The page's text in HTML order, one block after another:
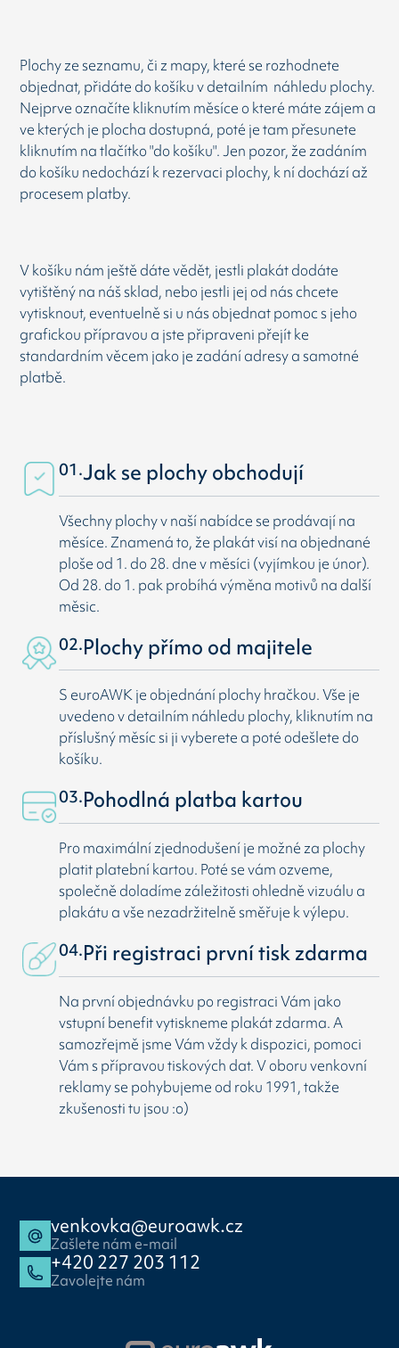
Plochy ze seznamu, či z mapy, které se rozhodnete
objednat, přidáte do košíku v detailním náhledu plochy.
Nejprve označíte kliknutím měsíce o které máte zájem a
ve kterých je plocha dostupná, poté je tam přesunete
kliknutím na tlačítko "do košíku". Jen pozor, že zadáním
do košíku nedochází k rezervaci plochy, k ní dochází až
procesem platby.
V košíku nám ještě dáte vědět, jestli plakát dodáte
vytištěný na náš sklad, nebo jestli jej od nás chcete
vytisknout, eventuelně si u nás objednat pomoc s jeho
grafickou přípravou a jste připraveni přejít ke
standardním věcem jako je zadání adresy a samotné
platbě.
01.Jak se plochy obchodují
Všechny plochy v naší nabídce se prodávají na
měsíce. Znamená to, že plakát visí na objednané
ploše od 1. do 28. dne v měsíci (vyjímkou je únor).
Od 28. do 1. pak probíhá výměna motivů na další
měsic.
02.Plochy přímo od majitele
S euroAWK je objednání plochy hračkou. Vše je
uvedeno v detailním náhledu plochy, kliknutím na
příslušný měsíc si ji vyberete a poté odešlete do
košíku.
03.Pohodlná platba kartou
Pro maximální zjednodušení je možné za plochy
platit platební kartou. Poté se vám ozveme,
společně doladíme záležitosti ohledně vizuálu a
plakátu a vše nezadržitelně směřuje k výlepu.
04.Při registraci první tisk zdarma
Na první objednávku po registraci Vám jako
vstupní benefit vytiskneme plakát zdarma. A
samozřejmě jsme Vám vždy k dispozici, pomoci
Vám s přípravou tiskových dat. V oboru venkovní
reklamy se pohybujeme od roku 1991, takže
zkušenosti tu jsou :o)
venkovka@euroawk.cz
Zašlete nám e-mail
+420 227 203 112
Zavolejte nám